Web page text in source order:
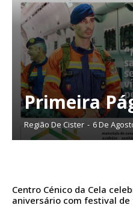
Planos
Faça-se assinante do Região de
Sendo assinante terá acesso a
Escolha o plano
Primeira
Região De Cister - 6 De
Centro Cénico da Cela
aniversário com festival de